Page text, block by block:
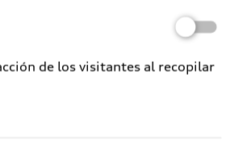
de los visitantes al recopilar